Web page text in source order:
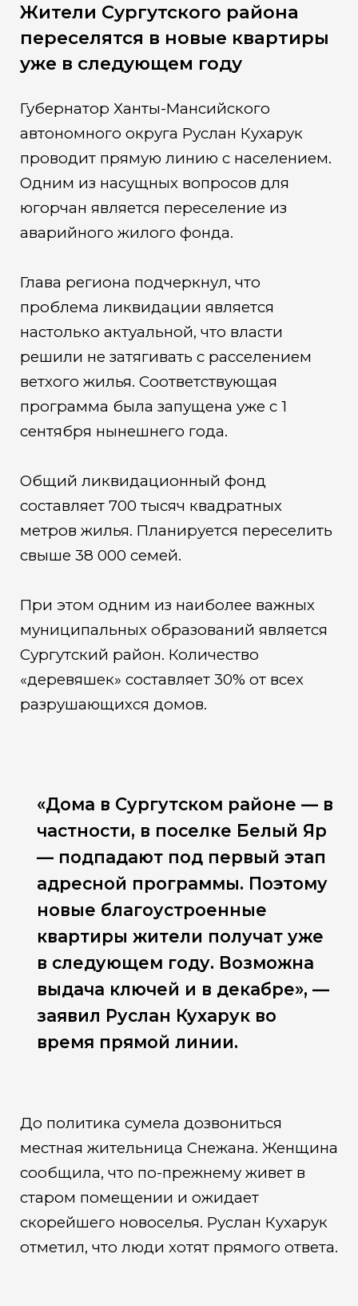
Жители Сургутского района
переселятся в новые квартиры
уже в следующем году
Губернатор Ханты-Мансийского
автономного округа Руслан Кухарук
проводит прямую линию с населением.
Одним из насущных вопросов для
югорчан является переселение из
аварийного жилого фонда.
Глава региона подчеркнул, что
проблема ликвидации является
настолько актуальной, что власти
решили не затягивать с расселением
ветхого жилья. Соответствующая
программа была запущена уже с 1
сентября нынешнего года.
Общий ликвидационный фонд
составляет 700 тысяч квадратных
метров жилья. Планируется переселить
свыше 38 000 семей.
При этом одним из наиболее важных
муниципальных образований является
Сургутский район. Количество
«деревяшек» составляет 30% от всех
разрушающихся домов.
«Дома в Сургутском районе — в
частности, в поселке Белый Яр
— подпадают под первый этап
адресной программы. Поэтому
новые благоустроенные
квартиры жители получат уже
в следующем году. Возможна
выдача ключей и в декабре», —
заявил Руслан Кухарук во
время прямой линии.
До политика сумела дозвониться
местная жительница Снежана. Женщина
сообщила, что по-прежнему живет в
старом помещении и ожидает
скорейшего новоселья. Руслан Кухарук
отметил, что люди хотят прямого ответа.